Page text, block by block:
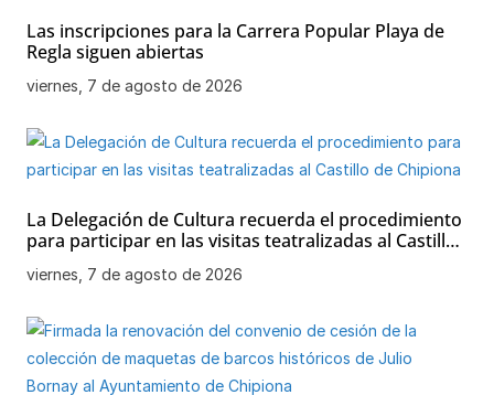
Las inscripciones para la Carrera Popular Playa de
Regla siguen abiertas
viernes, 7 de agosto de 2026
La Delegación de Cultura recuerda el procedimiento
para participar en las visitas teatralizadas al Castillo
de Chipiona
viernes, 7 de agosto de 2026